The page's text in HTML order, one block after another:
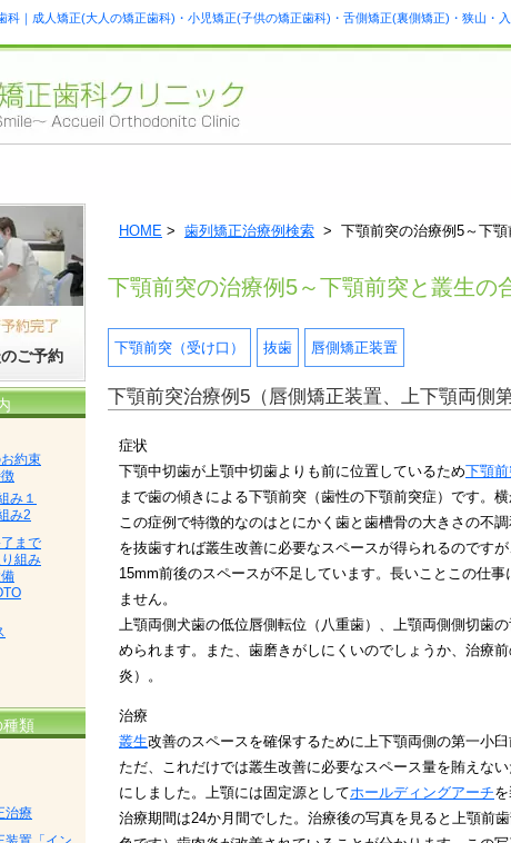
｜成人矯正(大人の矯正歯科)・小児矯正(子供の矯正歯科)・舌側矯正(裏側矯正)・狭山・
HOME > 歯列矯正治療例検索 > 下顎前突の治療例5～下顎
下顎前突の治療例5～下顎前突と叢生の
下顎前突（受け口） 抜歯 唇側矯正装置
下顎前突治療例5（唇側矯正装置、上下顎両側
症状
下顎中切歯が上顎中切歯よりも前に位置しているため下顎
まで歯の傾きによる下顎前突（歯性の下顎前突症）です。
この症例で特徴的なのはとにかく歯と歯槽骨の大きさの不
を抜歯すれば叢生改善に必要なスペースが得られるのです
15mm前後のスペースが不足しています。長いことこの仕
ません。
上顎両側犬歯の低位唇側転位（八重歯）、上顎両側側切歯
められます。また、歯磨きがしにくいのでしょうか、治療
炎）。
治療
叢生改善のスペースを確保するために上下顎両側の第一小
ただ、これだけでは叢生改善に必要なスペース量を賄えな
にしました。上顎には固定源としてホールディングアーチ
治療期間は24か月間でした。治療後の写真を見ると上顎前
ご予約
約束
み１
み2
まで
組み
種類
治療